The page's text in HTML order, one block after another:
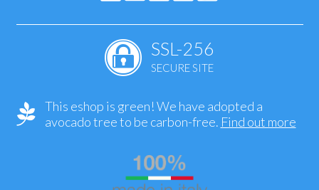
SSL-256
SECURE SITE
This eshop is green! We have adopted a
avocado tree to be carbon-free. Find out more